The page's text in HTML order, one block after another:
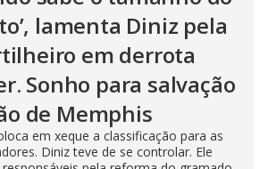
lamenta Diniz pela
em derrota
Sonho para salvação
de Memphis
em xeque a classificação para as
Diniz teve de se controlar. Ele